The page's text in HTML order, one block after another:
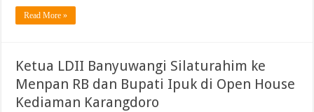
Read More »
Ketua LDII Banyuwangi Silaturahim ke
Menpan RB dan Bupati Ipuk di Open House
Kediaman Karangdoro